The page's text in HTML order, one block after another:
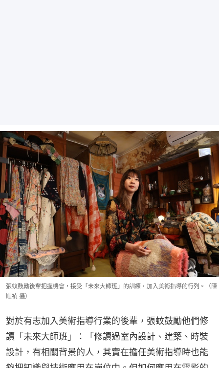
張蚊鼓勵後輩把握機會，接受「未來大師班」的訓練，加入美術指導的行列。（陳
順禎 攝）
對於有志加入美術指導行業的後輩，張蚊鼓勵他們修
讀「未來大師班」：「修讀過室內設計、建築、時裝
設計，有相關背景的人，其實在擔任美術指導時也能